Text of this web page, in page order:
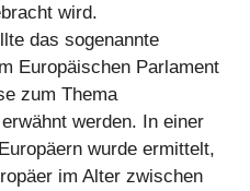
wird.
das sogenannte
Europäischen Parlament
zum Thema
werden. In einer
wurde ermittelt,
im Alter zwischen